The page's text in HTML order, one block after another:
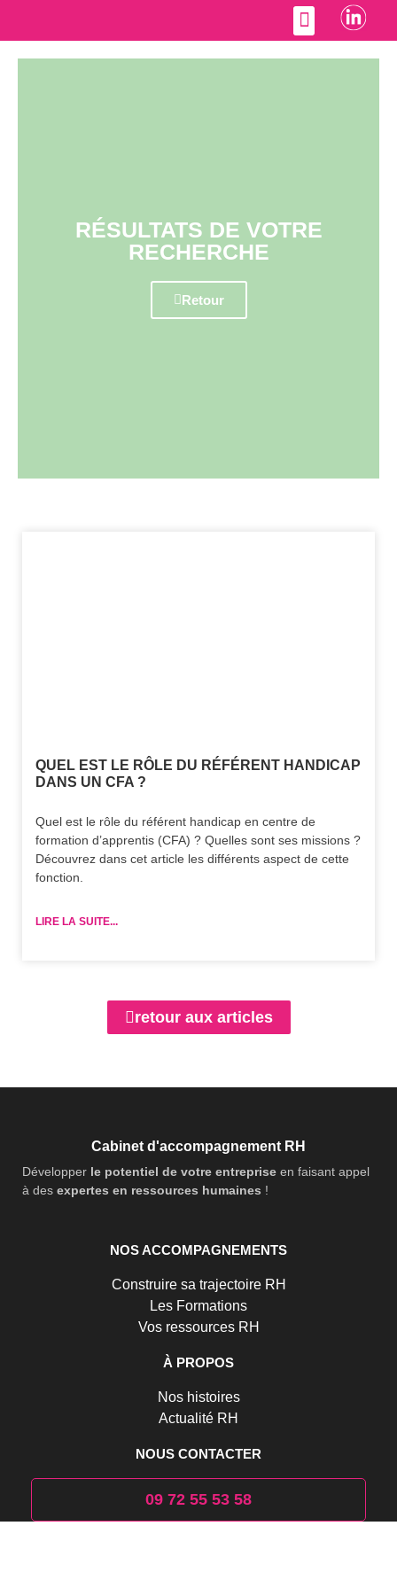
RÉSULTATS DE VOTRE
RECHERCHE
Retour
QUEL EST LE RÔLE DU RÉFÉRENT HANDICAP
DANS UN CFA ?
Quel est le rôle du référent handicap en centre de
formation d’apprentis (CFA) ? Quelles sont ses missions ?
Découvrez dans cet article les différents aspect de cette
fonction.
LIRE LA SUITE...
retour aux articles
Cabinet d'accompagnement RH
Développer le potentiel de votre entreprise en faisant appel
à des expertes en ressources humaines !
NOS ACCOMPAGNEMENTS
Construire sa trajectoire RH
Les Formations
Vos ressources RH
À PROPOS
Nos histoires
Actualité RH
NOUS CONTACTER
09 72 55 53 58